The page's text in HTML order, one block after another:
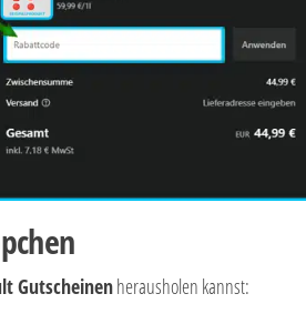
Gutscheinenherausholen kannst: